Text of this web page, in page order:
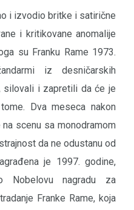
i izvodio britke i satirične
i kritikovane anomalije
su Franku Rame 1973.
iz desničarskih
silovali i zapretili da će je
Dva meseca nakon
scenu sa monodramom
da ne odustanu od
je 1997. godine,
nagradu za
Franke Rame, koja